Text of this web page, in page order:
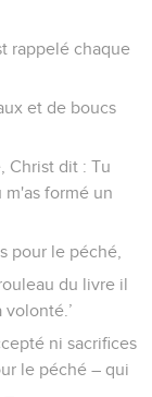
rappelé chaque
et de boucs
Christ dit : Tu
m'as formé un
pour le péché,
du livre il
ni sacrifices
le péché – qui